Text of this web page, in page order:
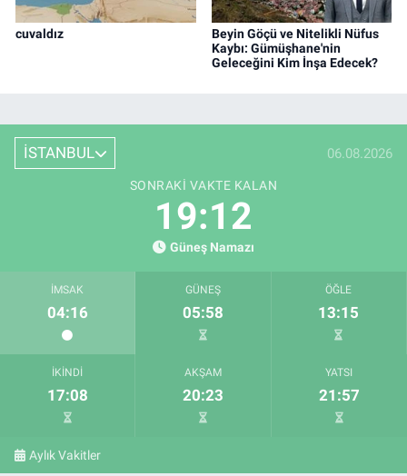
cuvaldız
Beyin Göçü ve Nitelikli Nüfus
Kaybı: Gümüşhane'nin
Geleceğini Kim İnşa Edecek?
İSTANBUL 06.08.2026
SONRAKI VAKTE KALAN
19:11
Güneş Namazı
İMSAK
04:16
GÜNEŞ
05:58
ÖĞLE
13:15
İKINDI
17:08
AKŞAM
20:23
YATSI
21:57
Aylık Vakitler